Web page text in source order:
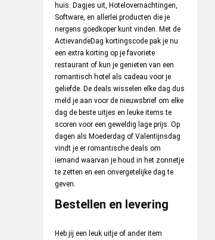
huis. Dagjes uit, Hotelovernachtingen,
Software, en allerlei producten die je
nergens goedkoper kunt vinden. Met de
ActievandeDag kortingscode pak je nu
een extra korting op je favoriete
restaurant of kun je genieten van een
romantisch hotel als cadeau voor je
geliefde. De deals wisselen elke dag dus
meld je aan voor de nieuwsbrief om elke
dag de beste uitjes en leuke items te
scoren voor een geweldig lage prijs. Op
dagen als Moederdag of Valentijnsdag
vindt je er romantische deals om
iemand waarvan je houd in het zonnetje
te zetten en een onvergetelijke dag te
geven.
Bestellen en levering
Heb jij een leuk uitje of ander item